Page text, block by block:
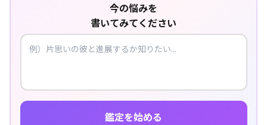
今の悩みを
書いてみてください
鑑定を始める